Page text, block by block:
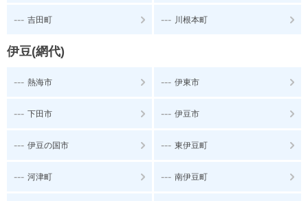
--- 吉田町 --- 川根本町
伊豆(網代)
--- 熱海市 --- 伊東市
--- 下田市 --- 伊豆市
--- 伊豆の国市 --- 東伊豆町
--- 河津町 --- 南伊豆町